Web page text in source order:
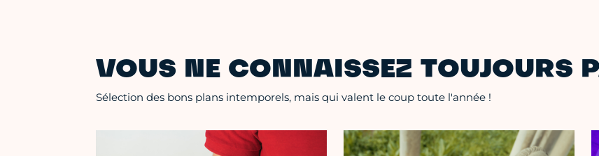
VOUS NE CONNAISSEZ TOUJOURS
Sélection des bons plans intemporels, mais qui valent le coup toute l'année !